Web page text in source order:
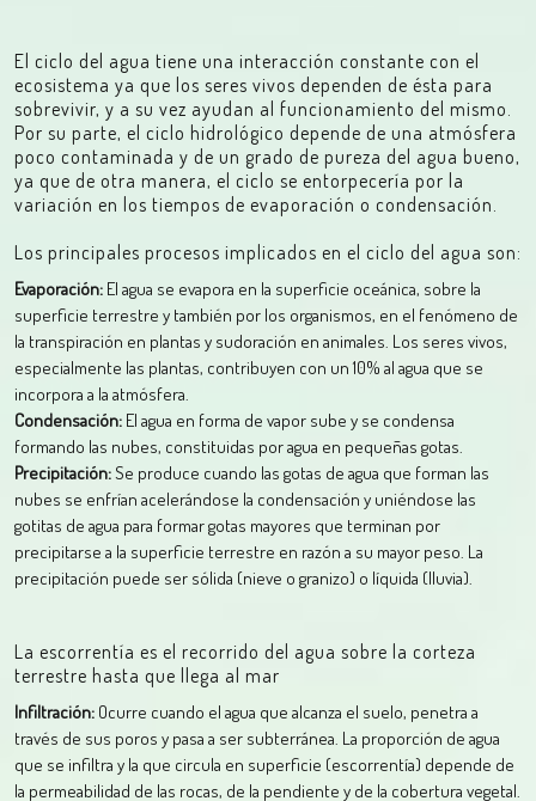
El ciclo del agua tiene una interacción constante con el
ecosistema ya que los seres vivos dependen de ésta para
sobrevivir, y a su vez ayudan al funcionamiento del mismo.
Por su parte, el ciclo hidrológico depende de una atmósfera
poco contaminada y de un grado de pureza del agua bueno,
ya que de otra manera, el ciclo se entorpecería por la
variación en los tiempos de evaporación o condensación.
Los principales procesos implicados en el ciclo del agua son:
Evaporación: El agua se evapora en la superficie oceánica, sobre la
superficie terrestre y también por los organismos, en el fenómeno de
la transpiración en plantas y sudoración en animales. Los seres vivos,
especialmente las plantas, contribuyen con un 10% al agua que se
incorpora a la atmósfera.
Condensación: El agua en forma de vapor sube y se condensa
formando las nubes, constituidas por agua en pequeñas gotas.
Precipitación:Se produce cuando las gotas de agua que forman las
nubes se enfrían acelerándose la condensación y uniéndose las
gotitas de agua para formar gotas mayores que terminan por
precipitarse a la superficie terrestre en razón a su mayor peso. La
precipitación puede ser sólida (nieve o granizo) o líquida (lluvia).
La escorrentía es el recorrido del agua sobre la corteza
terrestre hasta que llega al mar
Infiltración: Ocurre cuando el agua que alcanza el suelo, penetra a
través de sus poros y pasa a ser subterránea. La proporción de agua
que se infiltra y la que circula en superficie (escorrentía) depende de
la permeabilidad de las rocas, de la pendiente y de la cobertura vegetal.